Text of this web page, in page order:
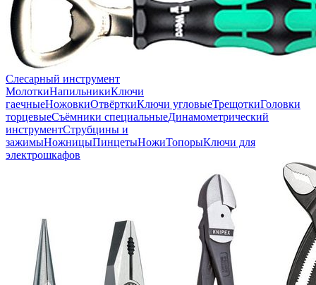
Слесарный инструмент
МолоткиНапильникиКлючи
гаечныеНожовкиОтвёрткиКлючи угловыеТрещоткиГоловки
торцевыеСъёмники специальныеДинамометрический
инструментСтрубцины и
зажимыНожницыПинцетыНожиТопорыКлючи для
электрошкафов